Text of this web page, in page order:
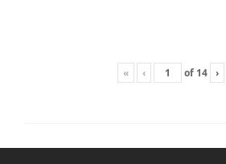
« ‹ of 14 ›